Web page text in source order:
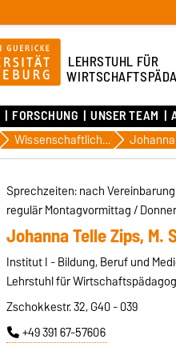
LEHRSTUHL FÜR
FORSCHUNG UNSER TEAM
Wissenschaftliche MitarbeiterInnen
Johanna Telle Zips, M.
Institut I - Bildung, Beruf und
Lehrstuhl für
Zschokkestr. 32, G40 - 039
+49 391 67-57606
Sprechzeiten: nach
regulär Montagvormittag /